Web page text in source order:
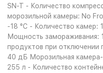
SN-T - Количество
морозильной камеры: No
-18 °C - Количество
Мощность замораживания:
продуктов при отключении
40 дБ Морозильная
255 л - Количество